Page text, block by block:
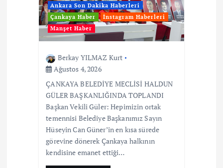
Ankara Son Dakika Haberleri
Çankaya Haber
İnstagram Haberleri
Manşet Haber
Berkay YILMAZ Kurt
Ağustos 4, 2026
ÇANKAYA BELEDİYE MECLİSİ HALDUN
GÜLER BAŞKANLIĞINDA TOPLANDI
Başkan Vekili Güler: Hepimizin ortak
temennisi Belediye Başkanımız Sayın
Hüseyin Can Güner’in en kısa sürede
görevine dönerek Çankaya halkının
kendisine emanet ettiği…